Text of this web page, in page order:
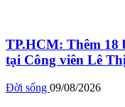
TP.HCM: Thêm 18
tại Công viên Lê
Đời sống 09/08/2026